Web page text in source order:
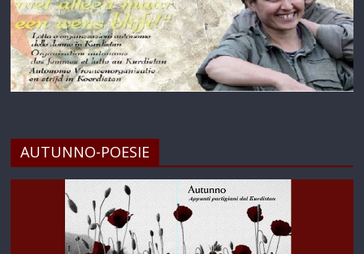
AUTUNNO-POESIE